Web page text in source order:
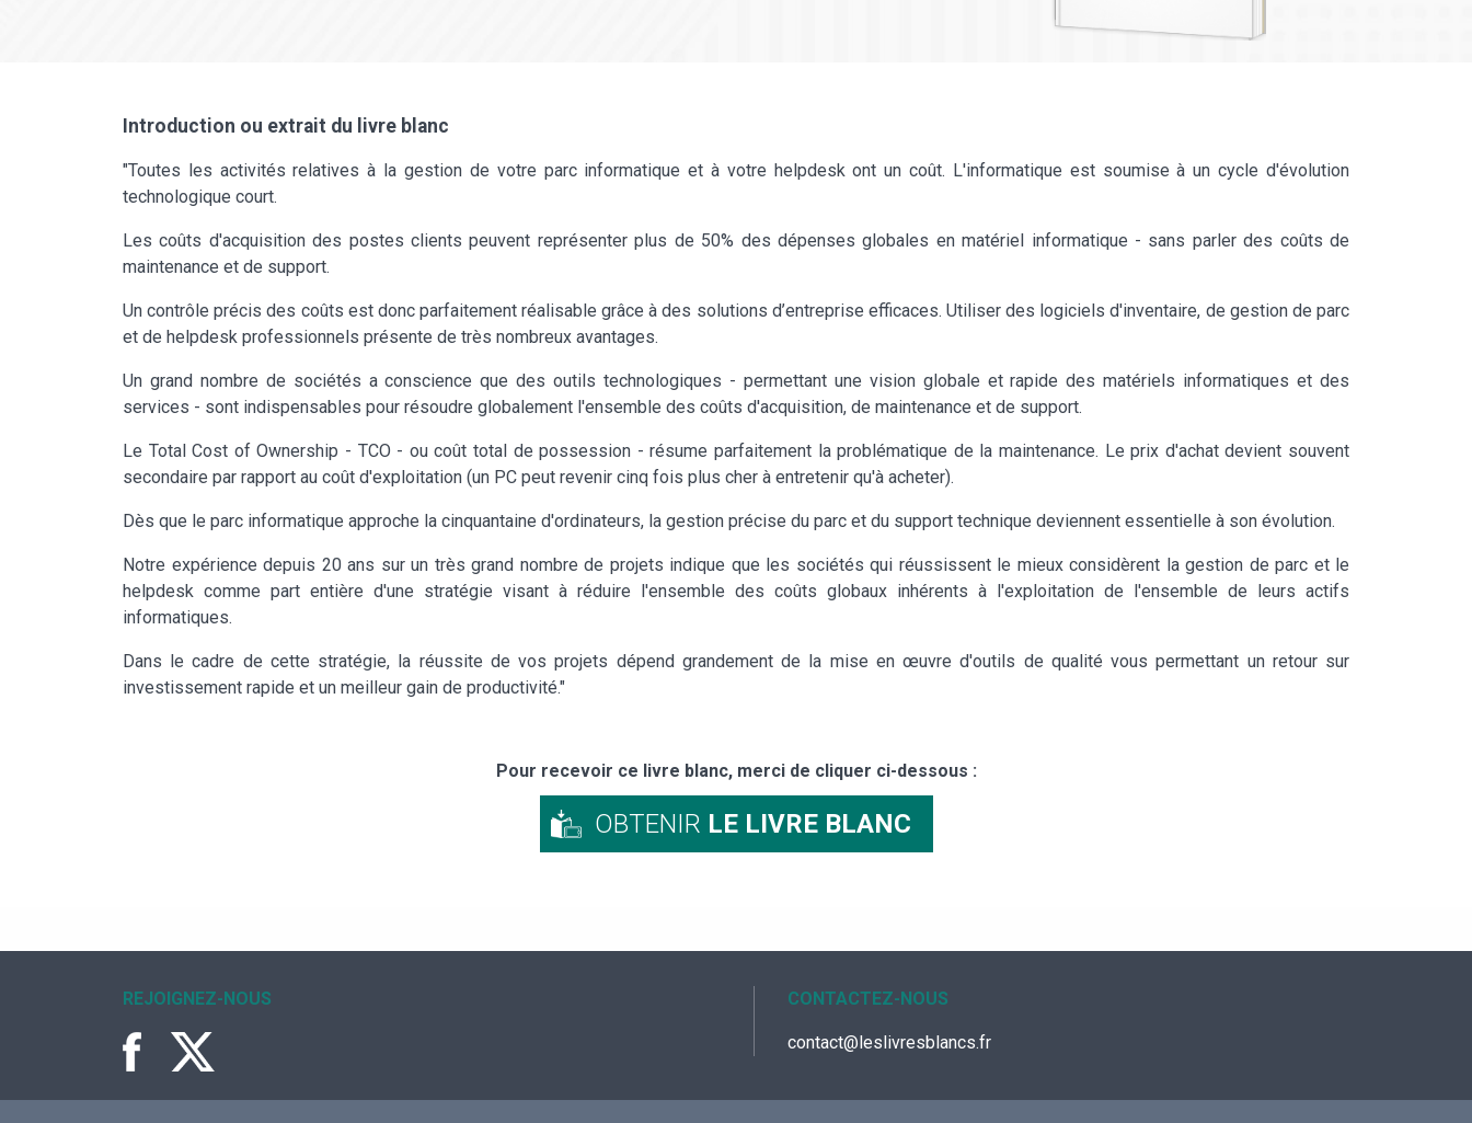
Introduction ou extrait du livre blanc
"Toutes les activités relatives à la gestion de votre parc informatique et à votre helpdesk ont un coût. L'informatique est soumise à un cycle d'évolution
technologique court.
Les coûts d'acquisition des postes clients peuvent représenter plus de 50% des dépenses globales en matériel informatique - sans parler des coûts de
maintenance et de support.
Un contrôle précis des coûts est donc parfaitement réalisable grâce à des solutions d’entreprise efficaces. Utiliser des logiciels d'inventaire, de gestion de parc
et de helpdesk professionnels présente de très nombreux avantages.
Un grand nombre de sociétés a conscience que des outils technologiques - permettant une vision globale et rapide des matériels informatiques et des
services - sont indispensables pour résoudre globalement l'ensemble des coûts d'acquisition, de maintenance et de support.
Le Total Cost of Ownership - TCO - ou coût total de possession - résume parfaitement la problématique de la maintenance. Le prix d'achat devient souvent
secondaire par rapport au coût d'exploitation (un PC peut revenir cinq fois plus cher à entretenir qu'à acheter).
Dès que le parc informatique approche la cinquantaine d'ordinateurs, la gestion précise du parc et du support technique deviennent essentielle à son évolution.
Notre expérience depuis 20 ans sur un très grand nombre de projets indique que les sociétés qui réussissent le mieux considèrent la gestion de parc et le
helpdesk comme part entière d'une stratégie visant à réduire l'ensemble des coûts globaux inhérents à l'exploitation de l'ensemble de leurs actifs
informatiques.
Dans le cadre de cette stratégie, la réussite de vos projets dépend grandement de la mise en œuvre d'outils de qualité vous permettant un retour sur
investissement rapide et un meilleur gain de productivité."
Pour recevoir ce livre blanc, merci de cliquer ci-dessous :
OBTENIR LE LIVRE BLANC
REJOIGNEZ-NOUS CONTACTEZ-NOUS
contact@leslivresblancs.fr